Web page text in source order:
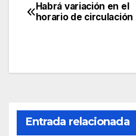
Navegación
Habrá variación en el
horario de circulación
Entrada relacionada